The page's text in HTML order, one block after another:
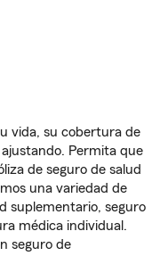
vida, su cobertura de
Permita que
de seguro de salud
una variedad de
suplementario, seguro
médica individual.
seguro de